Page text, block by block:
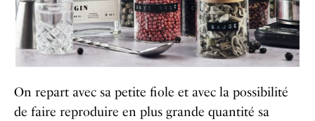
On repart avec sa petite fiole et avec la possibilité
de faire reproduire en plus grande quantité sa